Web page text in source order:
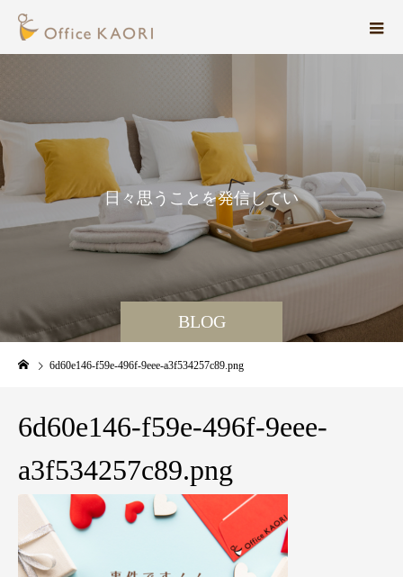
BLOG
日々思うことを発信しています。
6d60e146-f59e-496f-9eee-a3f534257c89.png
6d60e146-f59e-496f-9eee-
a3f534257c89.png